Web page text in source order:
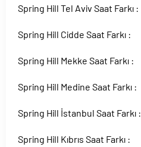
Spring Hill Tel Aviv Saat Farkı :
Spring Hill Cidde Saat Farkı :
Spring Hill Mekke Saat Farkı :
Spring Hill Medine Saat Farkı :
Spring Hill İstanbul Saat Farkı :
Spring Hill Kıbrıs Saat Farkı :